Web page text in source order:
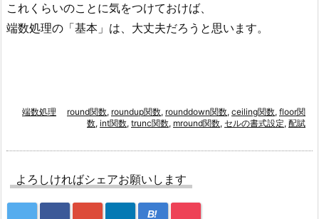
これくらいのことに気をつけておけば、
端数処理の「基本」は、大丈夫だろうと思います。
端数処理 round関数, roundup関数, rounddown関数, ceiling関数, floor関
数, int関数, trunc関数, mround関数, セルの書式設定, 配賦
よろしければシェアお願いします
B!